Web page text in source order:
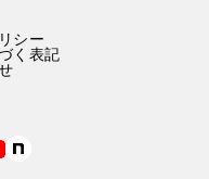
シー
く表記